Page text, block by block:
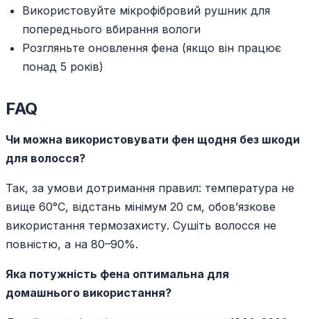
Використовуйте мікрофібровий рушник для
попереднього вбирання вологи
Розгляньте оновлення фена (якщо він працює
понад 5 років)
FAQ
Чи можна використовувати фен щодня без шкоди
для волосся?
Так, за умови дотримання правил: температура не
вище 60°C, відстань мінімум 20 см, обов’язкове
використання термозахисту. Сушіть волосся не
повністю, а на 80–90%.
Яка потужність фена оптимальна для
домашнього використання?